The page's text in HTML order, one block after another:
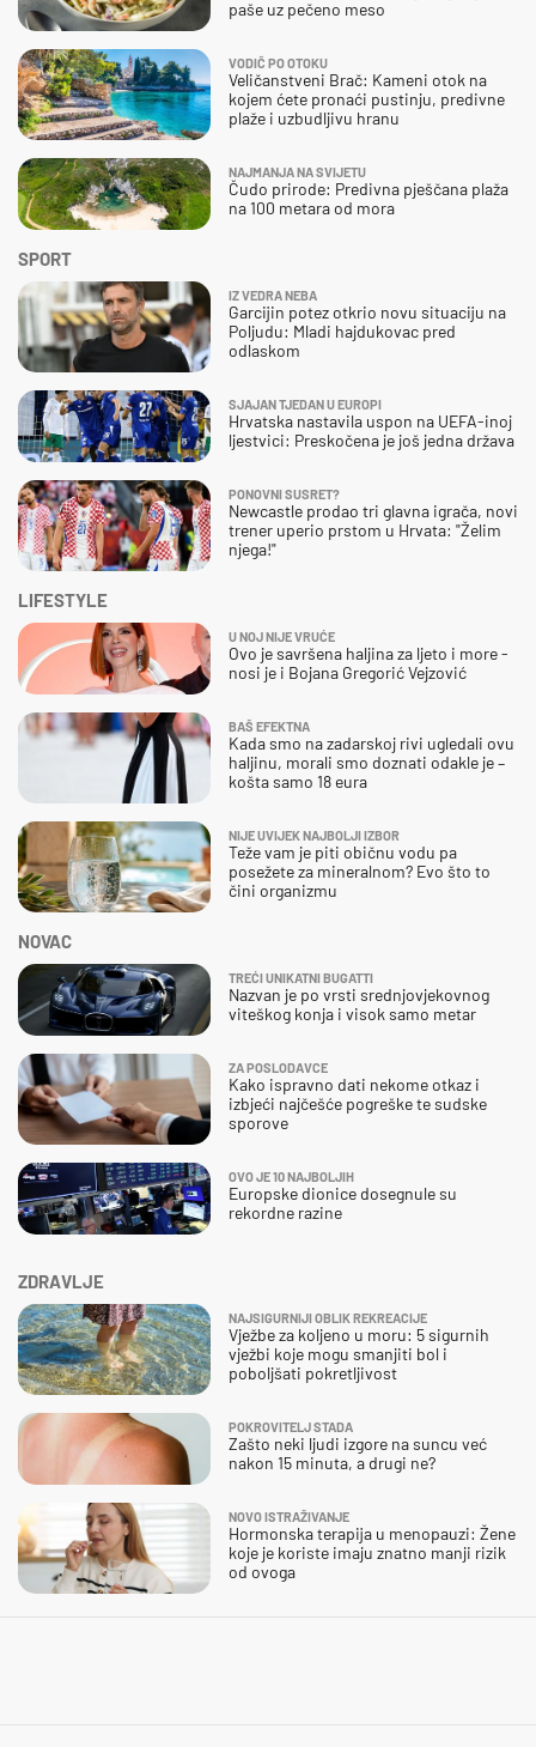
ZDRAVLJE
NAJSIGURNIJI OBLIK REKREACIJE
Vježbe za koljeno u moru: 5 sigurnih
vježbi koje mogu smanjiti bol i
poboljšati pokretljivost
POKROVITELJ STADA
Zašto neki ljudi izgore na suncu već
nakon 15 minuta, a drugi ne?
NOVO ISTRAŽIVANJE
Hormonska terapija u menopauzi: Žene
koje je koriste imaju znatno manji rizik
od ovoga
SPORT
IZ VEDRA NEBA
Garcijin potez otkrio novu situaciju na
Poljudu: Mladi hajdukovac pred
odlaskom
SJAJAN TJEDAN U EUROPI
Hrvatska nastavila uspon na UEFA-inoj
ljestvici: Preskočena je još jedna država
PONOVNI SUSRET?
Newcastle prodao tri glavna igrača, novi
trener uperio prstom u Hrvata: "Želim
njega!"
paše uz pečeno meso
VODIČ PO OTOKU
Veličanstveni Brač: Kameni otok na
kojem ćete pronaći pustinju, predivne
plaže i uzbudljivu hranu
NAJMANJA NA SVIJETU
Čudo prirode: Predivna pješčana plaža
na 100 metara od mora
NOVAC
TREĆI UNIKATNI BUGATTI
Nazvan je po vrsti srednjovjekovnog
viteškog konja i visok samo metar
ZA POSLODAVCE
Kako ispravno dati nekome otkaz i
izbjeći najčešće pogreške te sudske
sporove
OVO JE 10 NAJBOLJIH
Europske dionice dosegnule su
rekordne razine
LIFESTYLE
U NOJ NIJE VRUĆE
Ovo je savršena haljina za ljeto i more -
nosi je i Bojana Gregorić Vejzović
BAŠ EFEKTNA
Kada smo na zadarskoj rivi ugledali ovu
haljinu, morali smo doznati odakle je –
košta samo 18 eura
NIJE UVIJEK NAJBOLJI IZBOR
Teže vam je piti običnu vodu pa
posežete za mineralnom? Evo što to
čini organizmu